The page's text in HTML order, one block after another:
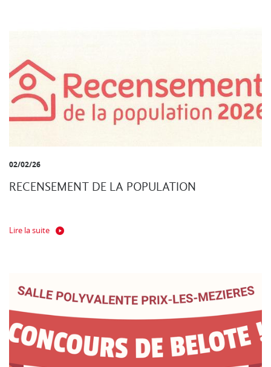
02/02/26
RECENSEMENT DE LA POPULATION
Lire la suite